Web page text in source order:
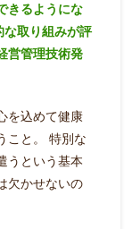
きるようにな
取り組みが評
営管理技術発
を込めて健康
と。
特別な
うという基本
欠かせないの